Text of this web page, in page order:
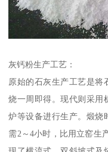
灰钙粉生产工艺：
原始的石灰生产工艺是将
烧一周即得。现代则采用
炉等设备进行生产。煅烧
需2～4小时，比用立窑生